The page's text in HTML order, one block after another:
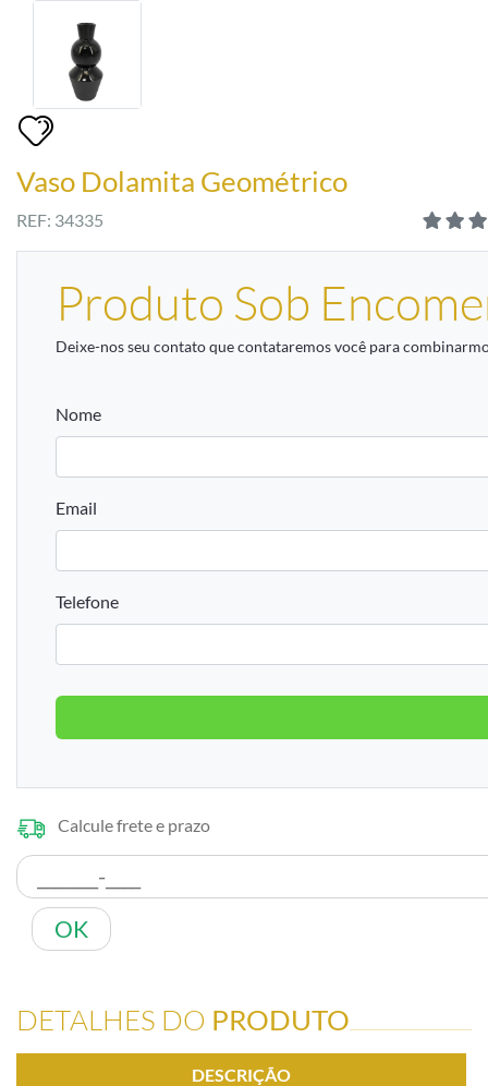
Vaso Dolamita Geométrico
REF: 34335
Produto Sob
Deixe-nos seu contato que contataremos você para
Nome
Email
Telefone
Calcule frete e prazo
OK
DETALHES DO PRODUTO
DESCRIÇÃO